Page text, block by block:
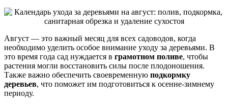
Август — это важный месяц для всех садоводов, когда
необходимо уделить особое внимание уходу за деревьями. В
это время года сад нуждается в грамотном поливе, чтобы
растения могли восстановить силы после плодоношения.
Также важно обеспечить своевременную подкормку
деревьев, что поможет им подготовиться к осенне-зимнему
периоду.